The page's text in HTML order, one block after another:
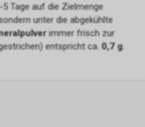
Tage auf die Zielmenge
unter die abgekühlte
immer frisch zur
entspricht ca. 0,7 g.